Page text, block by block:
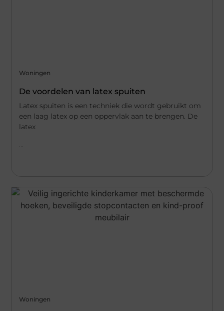
Woningen
De voordelen van latex spuiten
Latex spuiten is een techniek die wordt gebruikt om
een laag latex op een oppervlak aan te brengen. De
latex
...
Woningen